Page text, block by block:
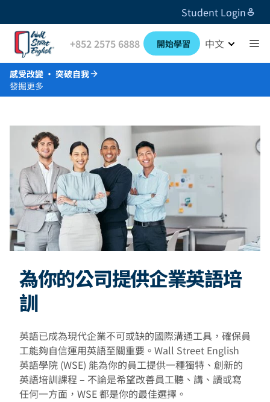
Student Login
+852 2575 6888 開始學習 中文
感受改變 · 突破自我
發掘更多
為你的公司提供企業英語培
訓
英語已成為現代企業不可或缺的國際溝通工具，確保員
工能夠自信運用英語至關重要。Wall Street English
英語學院 (WSE) 能為你的員工提供一種獨特、創新的
英語培訓課程 – 不論是希望改善員工聽、講、讀或寫
任何一方面，WSE 都是你的最佳選擇。